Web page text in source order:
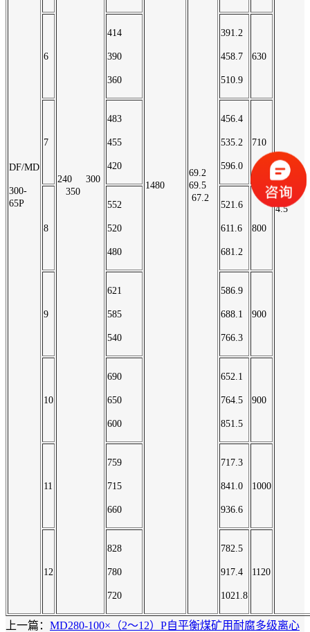
DF/MD
300-
65P
240 300
350
1480
69.2
69.5
67.2
3.7
3.9
4.5
6
414
390
360
391.2
458.7
510.9
630
7
483
455
420
456.4
535.2
596.0
710
8
552
520
480
521.6
611.6
681.2
800
9
621
585
540
586.9
688.1
766.3
900
10
690
650
600
652.1
764.5
851.5
900
11
759
715
660
717.3
841.0
936.6
1000
12
828
780
720
782.5
917.4
1021.8
1120
上一篇： MD280-100×（2～12）P自平衡煤矿用耐腐多级离心